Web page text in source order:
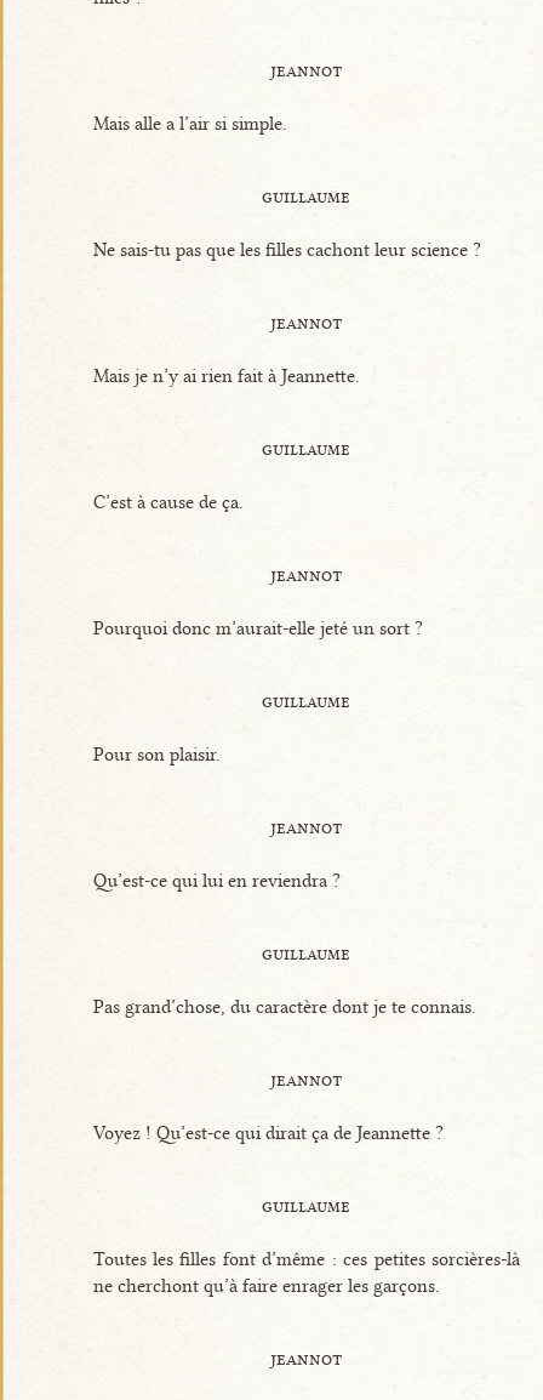
jeannot
Mais alle a l’air si simple.
guillaume
Ne sais-tu pas que les filles cachont leur science ?
jeannot
Mais je n’y ai rien fait à Jeannette.
guillaume
C’est à cause de ça.
jeannot
Pourquoi donc m’aurait-elle jeté un sort ?
guillaume
Pour son plaisir.
jeannot
Qu’est-ce qui lui en reviendra ?
guillaume
Pas grand’chose, du caractère dont je te connais.
jeannot
Voyez ! Qu’est-ce qui dirait ça de Jeannette ?
guillaume
Toutes les filles font d’même : ces petites sorcières-là
ne cherchont qu’à faire enrager les garçons.
jeannot